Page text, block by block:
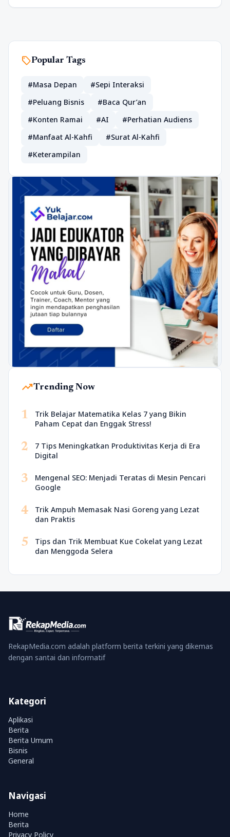
sellPopular Tags
#Masa Depan
#Sepi Interaksi
#Peluang Bisnis
#Baca Qur’an
#Konten Ramai
#AI
#Perhatian Audiens
#Manfaat Al-Kahfi
#Surat Al-Kahfi
#Keterampilan
trending_upTrending Now
1
Trik Belajar Matematika Kelas 7 yang Bikin
Paham Cepat dan Enggak Stress!
2
7 Tips Meningkatkan Produktivitas Kerja di Era
Digital
3
Mengenal SEO: Menjadi Teratas di Mesin Pencari
Google
4
Trik Ampuh Memasak Nasi Goreng yang Lezat
dan Praktis
5
Tips dan Trik Membuat Kue Cokelat yang Lezat
dan Menggoda Selera
RekapMedia.com adalah platform berita terkini yang dikemas
dengan santai dan informatif
Kategori
Aplikasi
Berita
Berita Umum
Bisnis
General
Navigasi
Home
Berita
Privacy Policy